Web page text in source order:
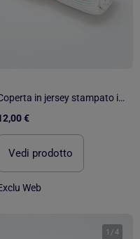
Coperta in jersey stampato in cotone jersey
€
Vedi prodotto
Web
1 /4